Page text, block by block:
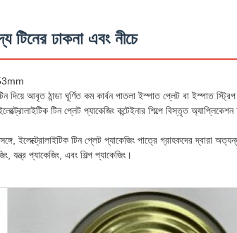
টিনের ঢাকনা এবং নীচে
দিয়ে আবৃত ঠান্ডা ঘূর্ণিত কম কার্বন পাতলা ইস্পাত প্লেট বা ইস্পাত
টিন প্লেট প্যাকেজিং কন্টেইনার শিল্পে বিস্তৃত
ইলেক্ট্রোলাইটিক টিন প্লেট প্যাকেজিং পাত্রে গ্রাহকদের দ্বারা
যন্ত্র প্যাকেজিং, এবং শিল্প প্যাকেজিং।